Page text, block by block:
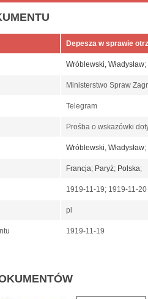
Depesza w sprawie
Wróblewski, Władysław;
Ministerstwo Spraw
Telegram
Prośba o wskazówki
Wróblewski, Władysław;
Francja; Paryż; Polska;
1919-11-19; 1919-11-20
pl
1919-11-19